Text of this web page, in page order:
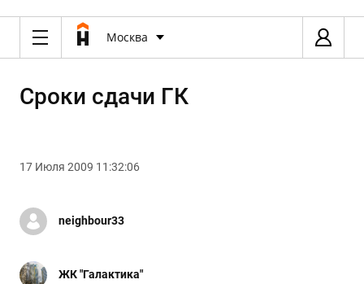
Москва
Сроки сдачи ГК
17 Июля 2009 11:32:06
neighbour33
ЖК "Галактика"